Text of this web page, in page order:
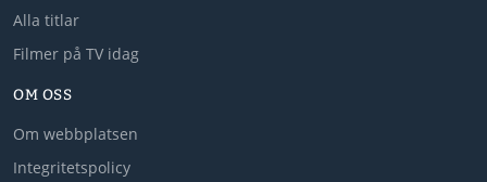
Alla titlar
Filmer på TV idag
OM OSS
Om webbplatsen
Integritetspolicy